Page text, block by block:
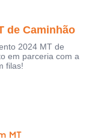
de Caminhão
2024 MT de
em parceria com a
filas!
MT